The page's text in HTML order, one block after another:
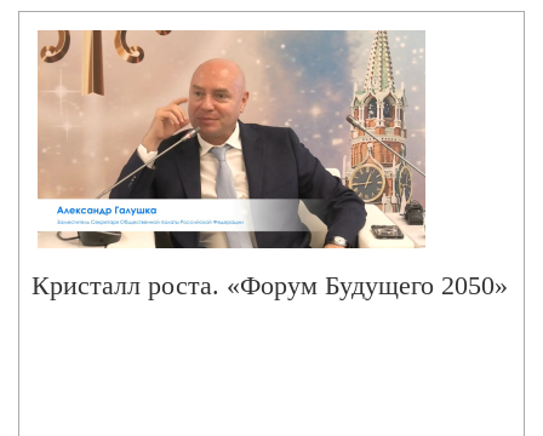
Кристалл роста. «Форум Будущего 2050»